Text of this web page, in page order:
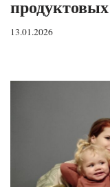
13.01.2026